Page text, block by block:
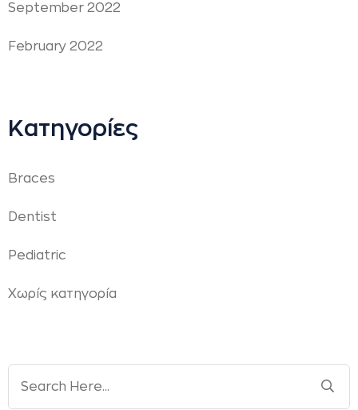
September 2022
February 2022
Kατηγορίες
Braces
Dentist
Pediatric
Χωρίς κατηγορία